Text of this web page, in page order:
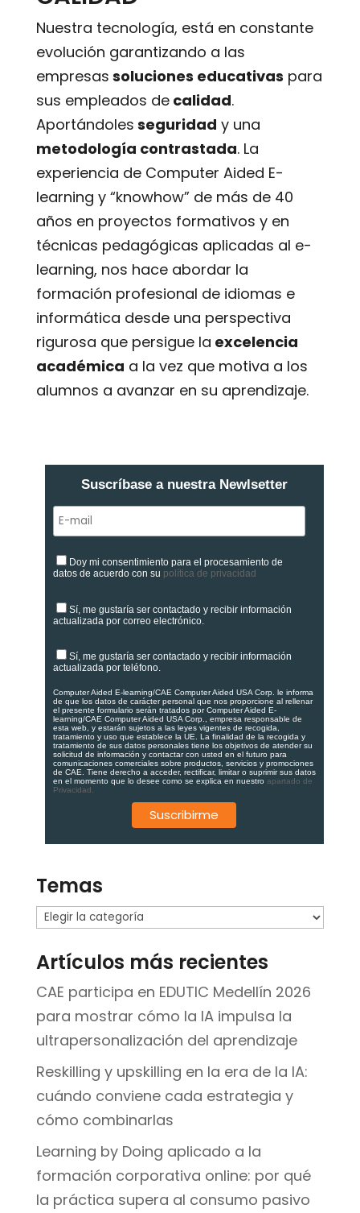
Nuestra tecnología, está en constante
evolución garantizando a las
empresas soluciones educativas para
sus empleados decalidad.
Aportándoles seguridad y una
metodología contrastada. La
experiencia de Computer Aided E-
learning y “knowhow” de más de 40
años en proyectos formativos y en
técnicas pedagógicas aplicadas al e-
learning, nos hace abordar la
formación profesional de idiomas e
informática desde una perspectiva
rigurosa que persigue la excelencia
académica a la vez que motiva a los
alumnos a avanzar en su aprendizaje.
Suscríbase a nuestra Newlsetter
Doy mi consentimiento para el procesamiento de
datos de acuerdo con su política de privacidad
Sí, me gustaría ser contactado y recibir información
actualizada por correo electrónico.
Sí, me gustaría ser contactado y recibir información
actualizada por teléfono.
Computer Aided E-learning/CAE Computer Aided USA Corp. le informa
de que los datos de carácter personal que nos proporcione al rellenar
el presente formulario serán tratados por Computer Aided E-
learning/CAE Computer Aided USA Corp., empresa responsable de
esta web, y estarán sujetos a las leyes vigentes de recogida,
tratamiento y uso que establece la UE. La finalidad de la recogida y
tratamiento de sus datos personales tiene los objetivos de atender su
solicitud de información y contactar con usted en el futuro para
comunicaciones comerciales sobre productos, servicios y promociones
de CAE. Tiene derecho a acceder, rectificar, limitar o suprimir sus datos
en el momento que lo desee como se explica en nuestro apartado de
Privacidad.
Temas
Temas
Artículos más recientes
CAE participa en EDUTIC Medellín 2026
para mostrar cómo la IA impulsa la
ultrapersonalización del aprendizaje
Reskilling y upskilling en la era de la IA:
cuándo conviene cada estrategia y
cómo combinarlas
Learning by Doing aplicado a la
formación corporativa online: por qué
la práctica supera al consumo pasivo